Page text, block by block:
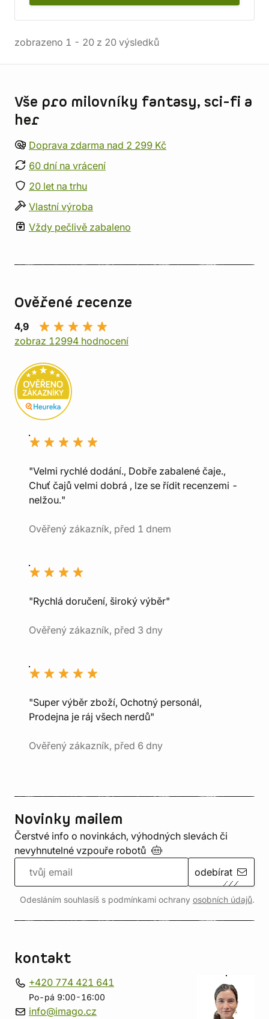
zobrazeno 1 - 20 z 20 výsledků
Vše pro milovníky fantasy, sci-fi a
her
Doprava zdarma nad 2 299 Kč
60 dní na vrácení
20 let na trhu
Vlastní výroba
Vždy pečlivě zabaleno
Ověřené recenze
4,9
zobraz 12994 hodnocení
"Velmi rychlé dodání., Dobře zabalené čaje.,
Chuť čajů velmi dobrá , lze se řídit recenzemi -
nelžou."
Ověřený zákazník, před 1 dnem
"Rychlá doručení, široký výběr"
Ověřený zákazník, před 3 dny
"Super výběr zboží, Ochotný personál,
Prodejna je ráj všech nerdů"
Ověřený zákazník, před 6 dny
Novinky mailem
Čerstvé info o novinkách, výhodných slevách či
nevyhnutelné vzpouře robotů
odebírat
Odesláním souhlasíš s podmínkami ochrany osobních údajů.
kontakt
+420 774 421 641
Po-pá 9:00-16:00
info@imago.cz